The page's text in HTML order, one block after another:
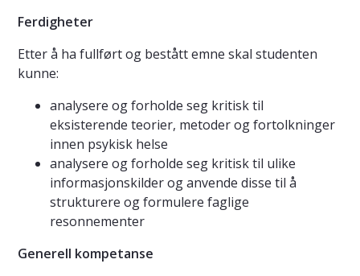
Ferdigheter
Etter å ha fullført og bestått emne skal studenten
kunne:
analysere og forholde seg kritisk til
eksisterende teorier, metoder og fortolkninger
innen psykisk helse
analysere og forholde seg kritisk til ulike
informasjonskilder og anvende disse til å
strukturere og formulere faglige
resonnementer
Generell kompetanse